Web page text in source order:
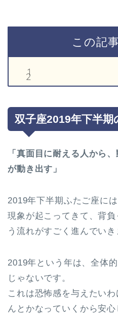
この記
双子座2019年下半期
「真面目に耐える人から
が動き出す」
2019年下半期ふたご座に
現象が起こってきて、背
う流れがすごく進んでいき
2019年という年は、全体
じゃないです。
これは恐怖感を与えたい
んとかなっていくから安心